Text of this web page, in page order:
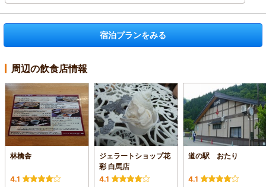
宿泊プランをみる
周辺の飲食店情報
林檎舎
4.1
ジェラートショップ花
彩 白馬店
4.1
道の駅 おたり
4.1